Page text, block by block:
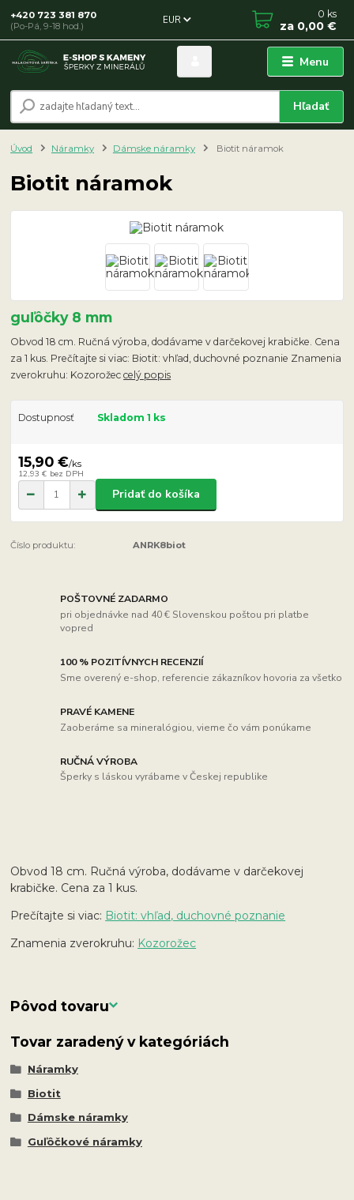
Menu
EUR
Hľadať
+420 723 381 870
(Po-Pá, 9-18 hod.)
0 ks
za 0,00 €
Úvod Náramky Dámske náramky Biotit náramok
Biotit náramok
guľôčky 8 mm
Obvod 18 cm. Ručná výroba, dodávame v darčekovej krabičke. Cena
za 1 kus. Prečítajte si viac: Biotit: vhľad, duchovné poznanie Znamenia
zverokruhu: Kozorožeccelý popis
Dostupnosť Skladom 1 ks
15,90 €/ks
12,93 € bez DPH
Pridať do košíka
Číslo produktu: ANRK8biot
POŠTOVNÉ ZADARMO
pri objednávke nad 40 € Slovenskou poštou pri platbe
vopred
100 % POZITÍVNYCH RECENZIÍ
Sme overený e-shop, referencie zákazníkov hovoria za všetko
PRAVÉ KAMENE
Zaoberáme sa mineralógiou, vieme čo vám ponúkame
RUČNÁ VÝROBA
Šperky s láskou vyrábame v Českej republike
Obvod 18 cm. Ručná výroba, dodávame v darčekovej
krabičke. Cena za 1 kus.
Prečítajte si viac: Biotit: vhľad, duchovné poznanie
Znamenia zverokruhu: Kozorožec
Pôvod tovaru
Tovar zaradený v kategóriách
Náramky
Biotit
Dámske náramky
Guľôčkové náramky